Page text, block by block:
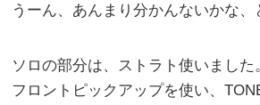
うーん、あんまり分かんないかな、
ソロの部分は、ストラト使いました
フロントピックアップを使い、